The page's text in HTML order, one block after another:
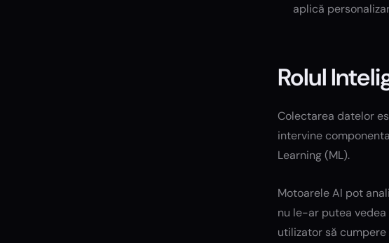
aplică
Rolul
Colectarea datelor
intervine
Learning (ML).
Motoarele AI pot
nu le-ar putea
utilizator să cumpere